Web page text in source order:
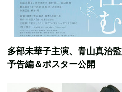
多部未華子主演、青山真治
予告編＆ポスター公開